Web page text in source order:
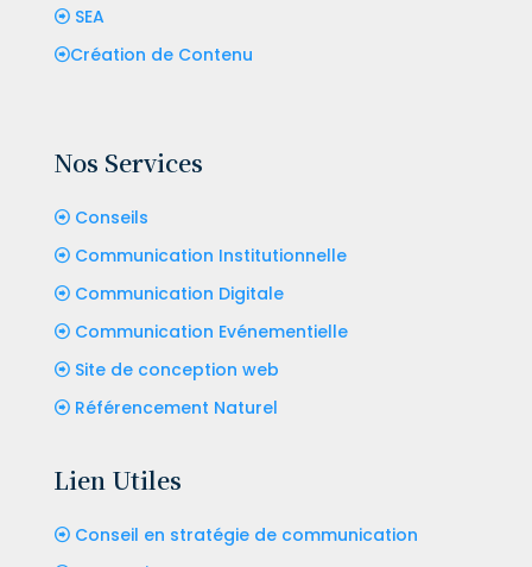
SEA
Création de Contenu
Nos Services
Conseils
Communication Institutionnelle
Communication Digitale
Communication Evénementielle
Site de conception web
Référencement Naturel
Lien Utiles
Conseil en stratégie de communication